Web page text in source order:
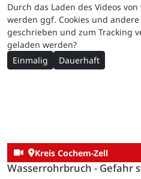
Durch das Laden des Videos
werden ggf. Cookies und
geschrieben und zum Tracking
geladen werden?
Einmalig
Dauerhaft
Kreis Cochem-Zell
Wasserrohrbruch - Gefahr